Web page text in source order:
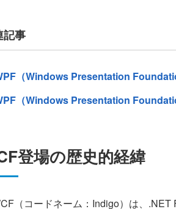
記事
（Windows Presentation
（Windows Presentation
登場の歴史的経緯
（コードネーム：Indigo）は、.NET